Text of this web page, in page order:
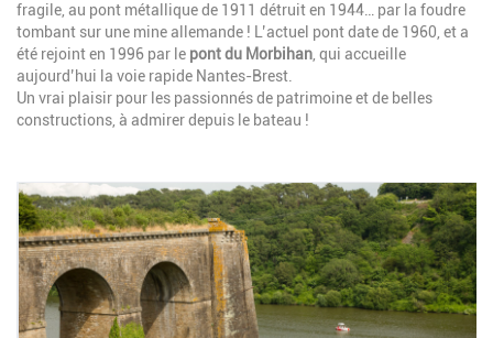
fragile, au pont métallique de 1911 détruit en 1944… par la foudre
tombant sur une mine allemande ! L’actuel pont date de 1960, et a
été rejoint en 1996 par le pont du Morbihan , qui accueille
aujourd’hui la voie rapide Nantes-Brest.
Un vrai plaisir pour les passionnés de patrimoine et de belles
constructions, à admirer depuis le bateau !
Image